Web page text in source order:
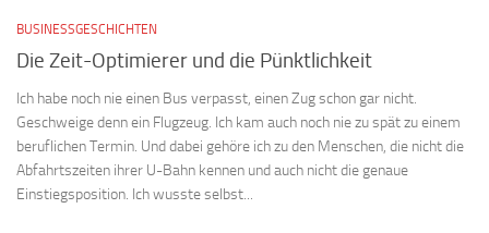
BUSINESSGESCHICHTEN
Die Zeit-Optimierer und die Pünktlichkeit
Ich habe noch nie einen Bus verpasst, einen Zug schon gar nicht.
Geschweige denn ein Flugzeug. Ich kam auch noch nie zu spät zu einem
beruflichen Termin. Und dabei gehöre ich zu den Menschen, die nicht die
Abfahrtszeiten ihrer U-Bahn kennen und auch nicht die genaue
Einstiegsposition. Ich wusste selbst...